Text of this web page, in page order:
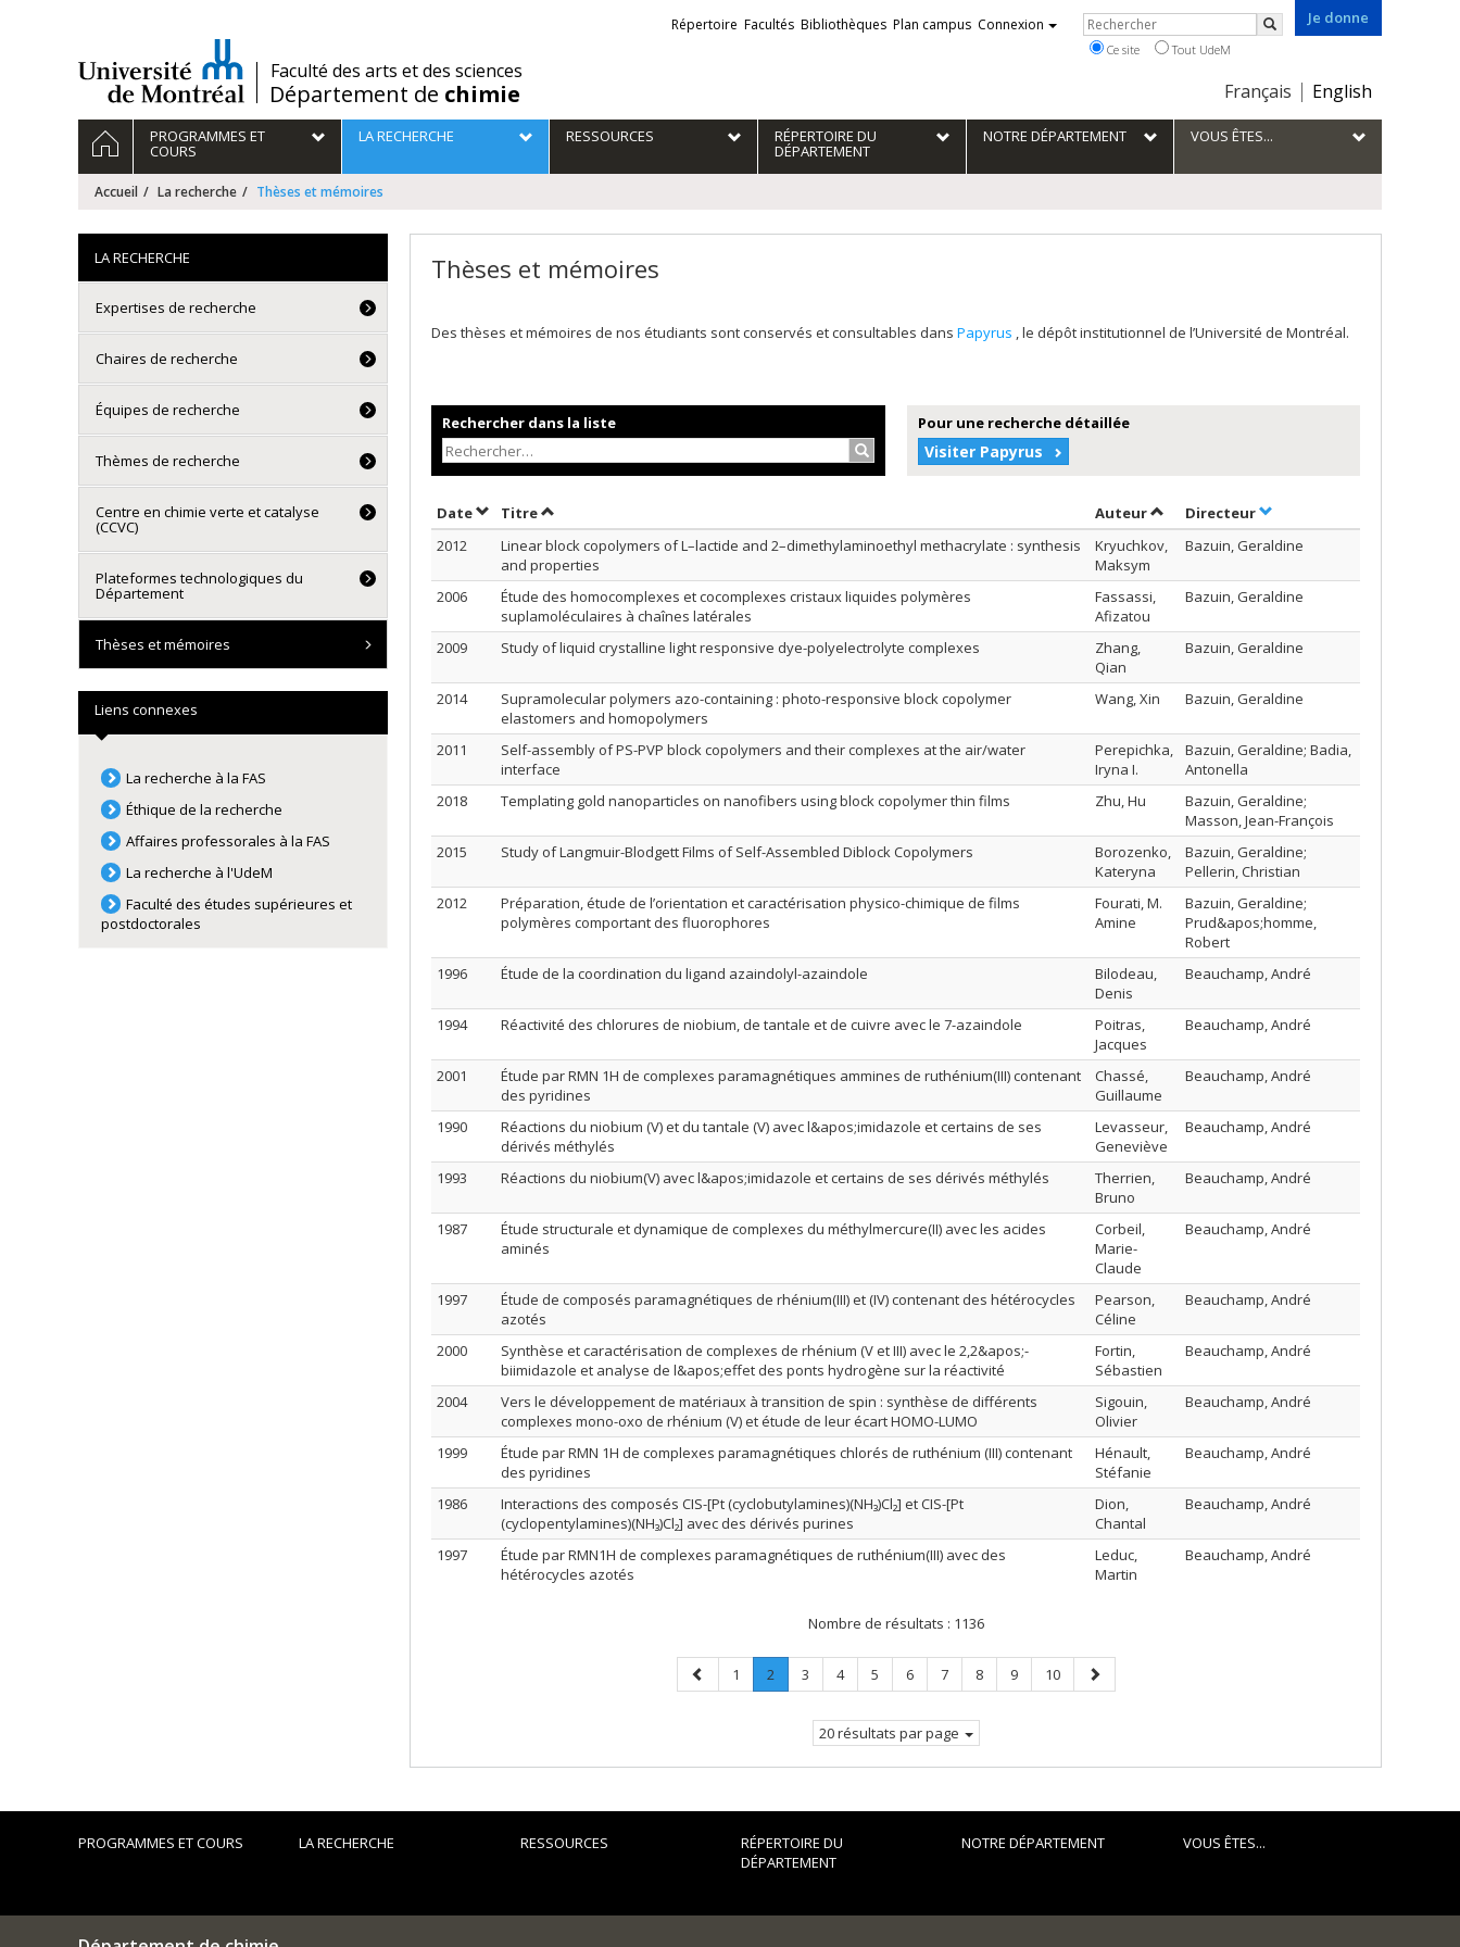
/Faculté des arts et des sciences
Département de chimie
Je donne
Choix
la
langue
Français English
Liens
externes
Répertoire Facultés Bibliothèques Plan campus Connexion Rechercher
Rechercher
Ce site Tout UdeM
Navigation
principale
ACCUEILPROGRAMMES ET
COURS
LA RECHERCHE RESSOURCES RÉPERTOIRE DU
DÉPARTEMENT
NOTRE DÉPARTEMENT VOUS ÊTES...
Accueil La recherche Thèses et mémoires
Thèses et mémoires
Des thèses et mémoires de nos étudiants sont conservés et consultables dans Papyrus , le dépôt institutionnel de l’Université de Montréal.
Rechercher dans la liste
Rechercher…
Pour une recherche détaillée
Visiter Papyrus
DateTrier par date en ordre croissant
TitreTrier par titre en ordre croissant AuteurTrier par auteur en ordre croissant
Directeurpar contributeur en ordre
2012
Linear block copolymers of L–lactide and 2–dimethylaminoethyl methacrylate : synthesis
and properties
Kryuchkov,
Maksym
Bazuin, Geraldine
2006
Étude des homocomplexes et cocomplexes cristaux liquides polymères
suplamoléculaires à chaînes latérales
Fassassi,
Afizatou
Bazuin, Geraldine
2009 Study of liquid crystalline light responsive dye-polyelectrolyte complexes
Zhang,
Qian
Bazuin, Geraldine
2014
Supramolecular polymers azo-containing : photo-responsive block copolymer
elastomers and homopolymers
Wang, Xin Bazuin, Geraldine
2011
Self-assembly of PS-PVP block copolymers and their complexes at the air/water
interface
Perepichka,
Iryna I.
Bazuin, Geraldine; Badia,
Antonella
2018
Templating gold nanoparticles on nanofibers using block copolymer thin films Zhu, Hu
Bazuin, Geraldine;
Masson, Jean-François
2015
Study of Langmuir-Blodgett Films of Self-Assembled Diblock Copolymers
Borozenko,
Kateryna
Bazuin, Geraldine;
Pellerin, Christian
2012
Préparation, étude de l’orientation et caractérisation physico-chimique de films
polymères comportant des fluorophores
Fourati, M.
Amine
Bazuin, Geraldine;
Prud&apos;homme,
Robert
1996
Étude de la coordination du ligand azaindolyl-azaindole
Bilodeau,
Denis
Beauchamp, André
1994 Réactivité des chlorures de niobium, de tantale et de cuivre avec le 7-azaindole
Poitras,
Jacques
Beauchamp, André
2001
Étude par RMN 1H de complexes paramagnétiques ammines de ruthénium(III) contenant
des pyridines
Chassé,
Guillaume
Beauchamp, André
1990
Réactions du niobium (V) et du tantale (V) avec l&apos;imidazole et certains de ses
dérivés méthylés
Levasseur,
Geneviève
Beauchamp, André
1993 Réactions du niobium(V) avec l&apos;imidazole et certains de ses dérivés méthylés
Therrien,
Bruno
Beauchamp, André
1987
Étude structurale et dynamique de complexes du méthylmercure(II) avec les acides
aminés
Corbeil,
Marie-
Claude
Beauchamp, André
1997
Étude de composés paramagnétiques de rhénium(III) et (IV) contenant des hétérocycles
azotés
Pearson,
Céline
Beauchamp, André
2000
Synthèse et caractérisation de complexes de rhénium (V et III) avec le 2,2&apos;-
biimidazole et analyse de l&apos;effet des ponts hydrogène sur la réactivité
Fortin,
Sébastien
Beauchamp, André
2004
Vers le développement de matériaux à transition de spin : synthèse de différents
complexes mono-oxo de rhénium (V) et étude de leur écart HOMO-LUMO
Sigouin,
Olivier
Beauchamp, André
1999
Étude par RMN 1H de complexes paramagnétiques chlorés de ruthénium (III) contenant
des pyridines
Hénault,
Stéfanie
Beauchamp, André
1986
Interactions des composés CIS-[Pt (cyclobutylamines)(NH₃)Cl₂] et CIS-[Pt
(cyclopentylamines)(NH₃)Cl₂] avec des dérivés purines
Dion,
Chantal
Beauchamp, André
1997
Étude par RMN1H de complexes paramagnétiques de ruthénium(III) avec des
hétérocycles azotés
Leduc,
Martin
Beauchamp, André
Nombre de résultats : 1136
Page
précédente
Page
1 Page
2.
Page
Page
3 Page
4 Page
5 Page
6 Page
7 Page
8 Page
9 Page
10
Page
suivante
20 résultats par page
LA RECHERCHE
Expertises de recherche
Chaires de recherche
Équipes de recherche
Thèmes de recherche
Centre en chimie verte et catalyse
(CCVC)
Plateformes technologiques du
Département
Thèses et mémoires
Liens connexes
La recherche à la FAS
Éthique de la recherche
Affaires professorales à la FAS
La recherche à l'UdeM
Faculté des études supérieures et
postdoctorales
PROGRAMMES ET COURS LA RECHERCHE RESSOURCES
RÉPERTOIRE DU
DÉPARTEMENT
NOTRE DÉPARTEMENT VOUS ÊTES...